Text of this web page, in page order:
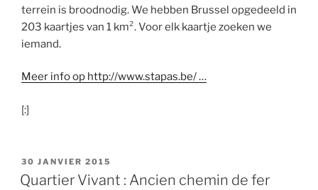
terrein is broodnodig. We hebben Brussel opgedeeld in
203 kaartjes van 1 km². Voor elk kaartje zoeken we
iemand.
Meer info op http://www.stapas.be/ …
[:]
PUBLIÉ
LE
30 JANVIER 2015
Quartier Vivant : Ancien chemin de fer